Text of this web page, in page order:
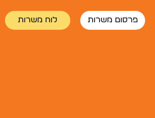
פרסום משרות לוח משרות